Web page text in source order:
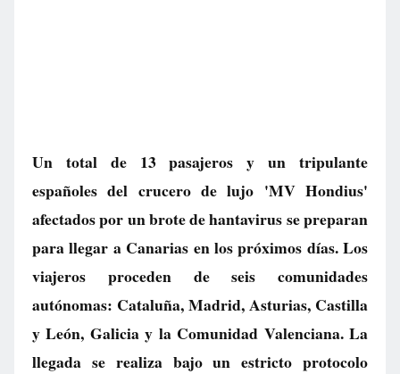
Un total de 13 pasajeros y un tripulante
españoles del crucero de lujo 'MV Hondius'
afectados por un brote de hantavirus se preparan
para llegar a Canarias en los próximos días. Los
viajeros proceden de seis comunidades
autónomas: Cataluña, Madrid, Asturias, Castilla
y León, Galicia y la Comunidad Valenciana. La
llegada se realiza bajo un estricto protocolo